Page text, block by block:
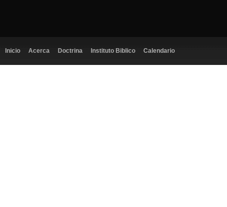
Inicio Acerca Doctrina Instituto Biblico Calendario